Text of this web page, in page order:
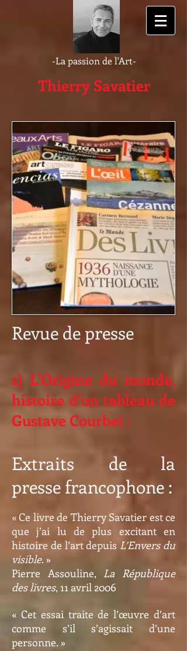
-La passion de l'Art-
Thierry Savatier
1) L'Origine du monde,
histoire d'un tableau de
Gustave Courbet :
Extraits de la
presse francophone :
« Ce livre de Thierry Savatier est ce
que j’ai lu de plus excitant en
histoire de l’art depuis L’Envers du
visible. »
Pierre Assouline, La République
des livres, 11 avril 2006
« Cet essai traite de l’œuvre d’art
comme s’il s’agissait d’une
personne. »
Revue de presse